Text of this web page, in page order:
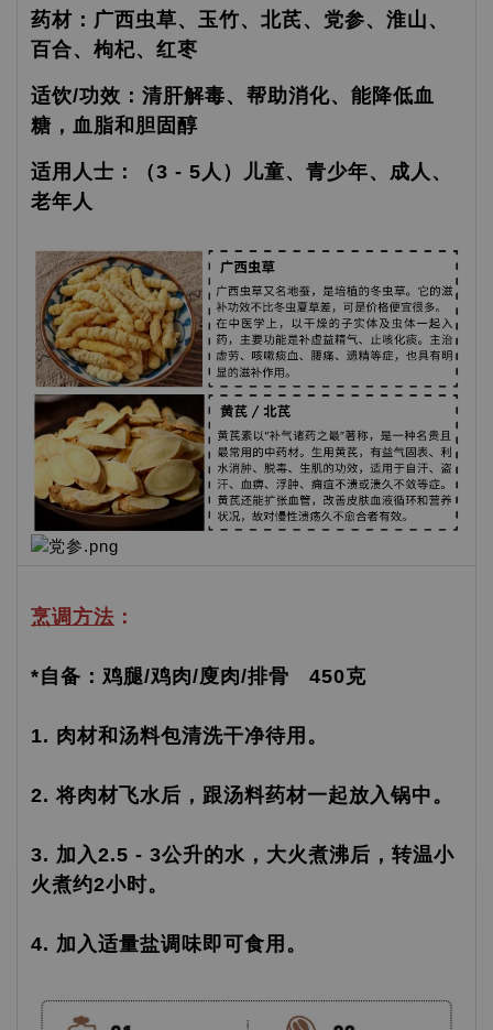
药材：广西虫草、玉竹、北芪、党参、淮山、
百合、枸杞、红枣
适饮/功效：清肝解毒、帮助消化、能降低血
糖，血脂和胆固醇
适用人士：（3 - 5人）儿童、青少年、成人、
老年人
烹调方法 ：
*自备：鸡腿/鸡肉/廋肉/排骨 450克
1. 肉材和汤料包清洗干净待用。
2. 将肉材飞水后，跟汤料药材一起放入锅中。
3. 加入2.5 - 3公升的水，大火煮沸后，转温小
火煮约2小时。
4. 加入适量盐调味即可食用。